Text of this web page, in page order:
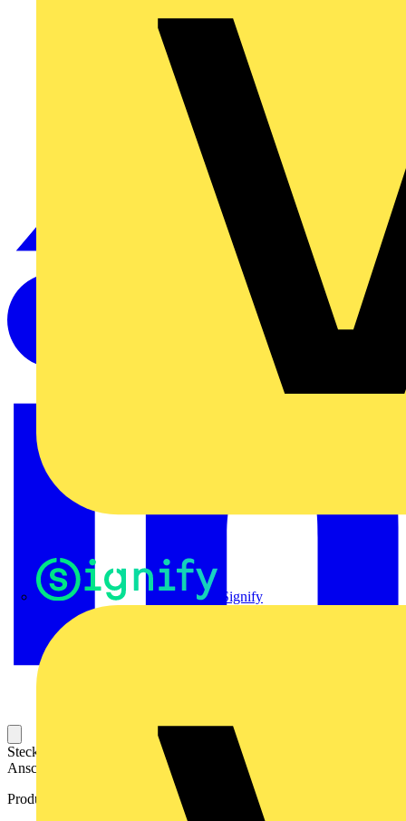
Signify
Steckbarer Leiterplatten-Anschluss mit innovatiever
Anschlusstechnologie für eine sichere und intuitive Handhabung.
Produktkennzeichen